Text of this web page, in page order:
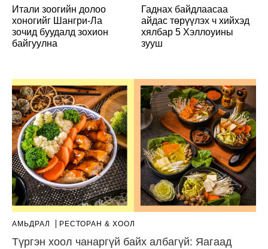
Итали зоогийн долоо
хоногийг Шангри-Ла
зочид буудалд зохион
байгуулна
Гаднах байдлаасаа
айдас төрүүлэх ч хийхэд
хялбар 5 Хэллоуины
зууш
АМЬДРАЛ РЕСТОРАН & ХООЛ
Түргэн хоол чанаргүй байх албагүй: Яагаад